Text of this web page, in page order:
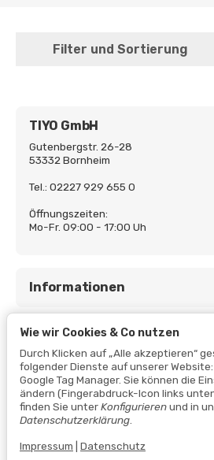
Filter und Sortierung
TIYO GmbH
Gutenbergstr. 26-28
53332 Bornheim
Tel.: 02227 929 655 0
Öffnungszeiten:
Mo-Fr. 09:00 - 17:00 Uh
Informationen
Gesetzliche Informationen
Wie wir Cookies & Co nutzen
Durch Klicken auf „Alle akzeptieren“
folgender Dienste auf unserer
Google Tag Manager. Sie können die
ändern (Fingerabdruck-Icon links
finden Sie unterKonfigurierenund in
Datenschutzerklärung.
Impressum Datenschutz